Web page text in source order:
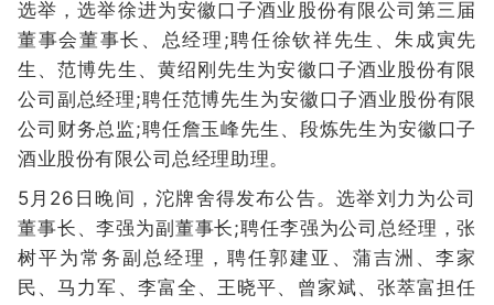
选举，选举徐进为安徽口子酒业股份有限公司第三届
董事会董事长、总经理;聘任徐钦祥先生、朱成寅先
生、范博先生、黄绍刚先生为安徽口子酒业股份有限
公司副总经理;聘任范博先生为安徽口子酒业股份有限
公司财务总监;聘任詹玉峰先生、段炼先生为安徽口子
酒业股份有限公司总经理助理。
5月26日晚间，沱牌舍得发布公告。选举刘力为公司
董事长、李强为副董事长;聘任李强为公司总经理，张
树平为常务副总经理，聘任郭建亚、蒲吉洲、李家
民、马力军、李富全、王晓平、曾家斌、张萃富担任